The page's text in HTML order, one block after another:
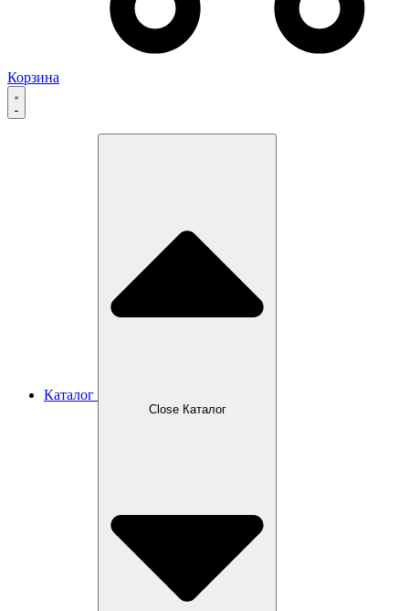
Корзина
Каталог
Close Каталог